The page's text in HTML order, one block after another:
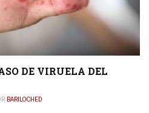
DE VIRUELA DEL
BARILOCHED